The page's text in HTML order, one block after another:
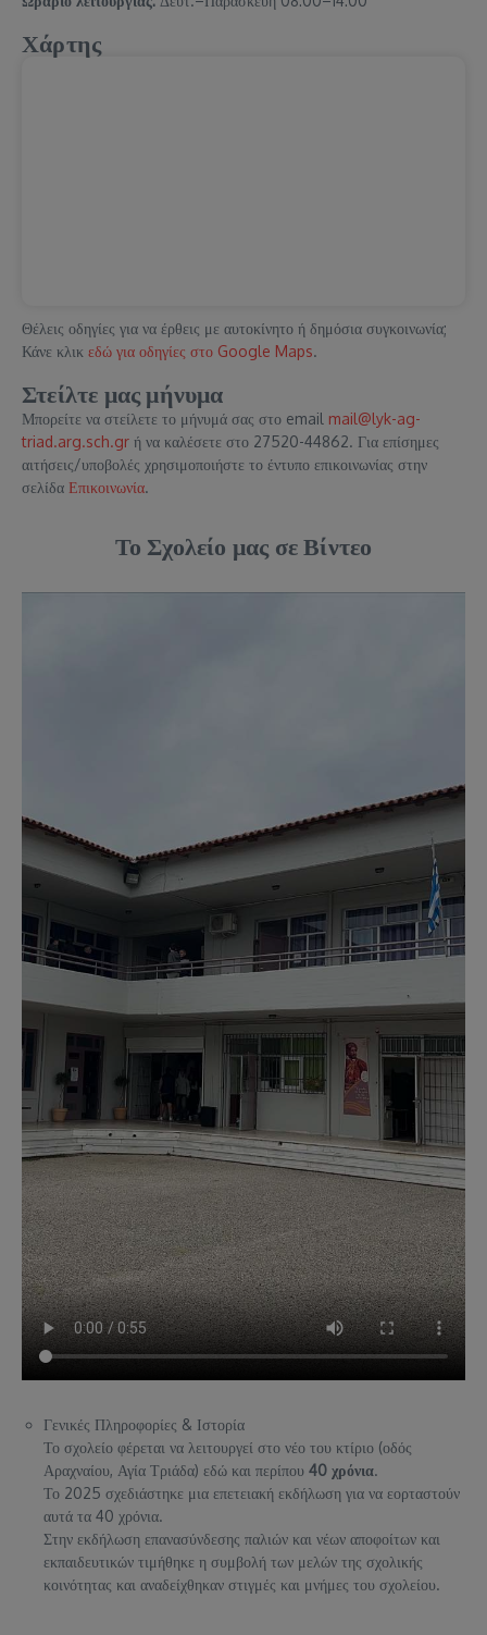
Χάρτης
Θέλεις οδηγίες για να έρθεις με αυτοκίνητο ή δημόσια συγκοινωνία;
Κάνε κλικ εδώ για οδηγίες στο Google Maps.
Στείλτε μας μήνυμα
Μπορείτε να στείλετε το μήνυμά σας στο email mail@lyk-ag-
triad.arg.sch.gr ή να καλέσετε στο 27520-44862. Για επίσημες
αιτήσεις/υποβολές χρησιμοποιήστε το έντυπο επικοινωνίας στην
σελίδα Επικοινωνία.
Το Σχολείο μας σε Βίντεο
Γενικές Πληροφορίες & Ιστορία
Το σχολείο φέρεται να λειτουργεί στο νέο του κτίριο (οδός
Αραχναίου, Αγία Τριάδα) εδώ και περίπου 40 χρόνια.
Το 2025 σχεδιάστηκε μια επετειακή εκδήλωση για να εορταστούν
αυτά τα 40 χρόνια.
Στην εκδήλωση επανασύνδεσης παλιών και νέων αποφοίτων και
εκπαιδευτικών τιμήθηκε η συμβολή των μελών της σχολικής
κοινότητας και αναδείχθηκαν στιγμές και μνήμες του σχολείου.